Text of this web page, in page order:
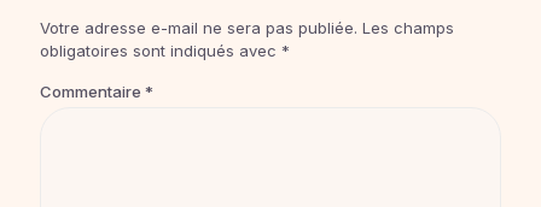
Votre adresse e-mail ne sera pas publiée. Les champs
obligatoires sont indiqués avec *
Commentaire *